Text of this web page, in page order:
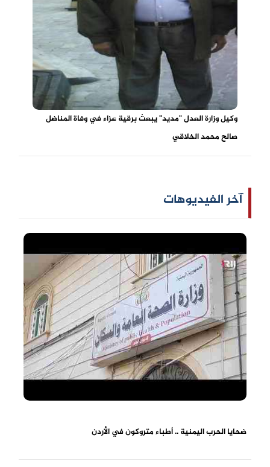
وكيل وزارة العدل "مديد" يبعث برقية عزاء في وفاة المناضل
صالح محمد الخلاقي
آخر الفيديوهات
ضحايا الحرب اليمنية .. أطباء متروكون في الأردن